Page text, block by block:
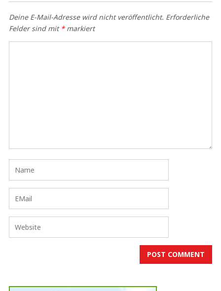
Deine E-Mail-Adresse wird nicht veröffentlicht. Erforderliche
Felder sind mit *markiert